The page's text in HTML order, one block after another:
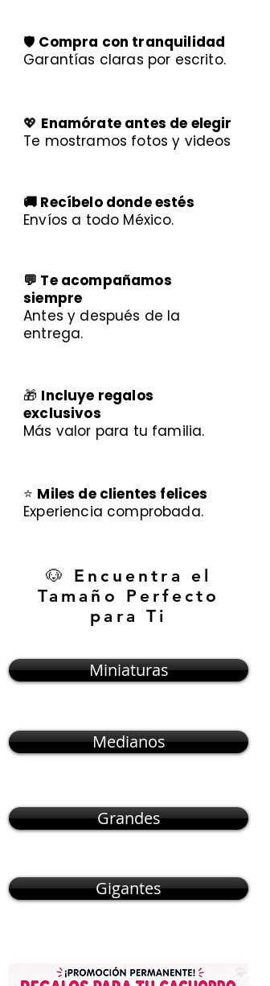
🛡️ Compra con tranquilidad
Garantías claras por escrito.
💖 Enamórate antes de elegir
Te mostramos fotos y videos
🚚 Recíbelo donde estés
Envíos a todo México.
💬 Te acompañamos
siempre
Antes y después de la
entrega.
🎁 Incluye regalos
exclusivos
Más valor para tu familia.
⭐ Miles de clientes felices
Experiencia comprobada.
🐶 Encuentra el
Tamaño Perfecto
para Ti
Miniaturas
Medianos
Grandes
Gigantes